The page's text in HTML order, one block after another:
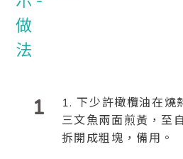
1
1. 下少許橄欖油在燒
三文魚兩面煎黃，至
拆開成粗塊，備用。